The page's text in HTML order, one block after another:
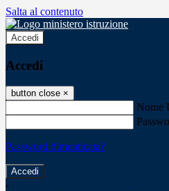
Salta al contenuto
Accedi
Accedi
button close ×
Nome
Password dimenticata?
-